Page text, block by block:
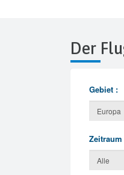
Der